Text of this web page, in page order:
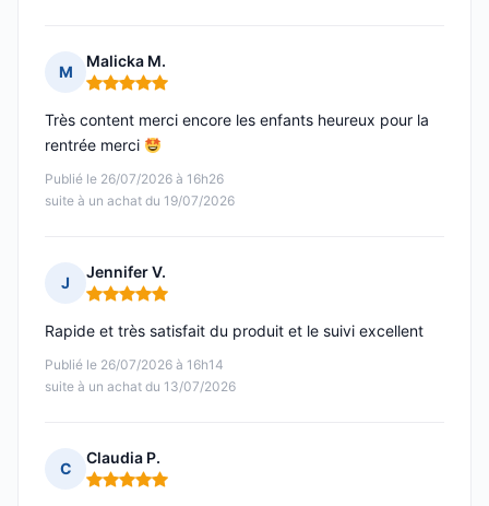
M
Malicka M.
Note : 5 sur 5
Publié le 26/07/2026 à 16h26
suite à un achat du 19/07/2026
Très content merci encore les enfants heureux pour la
rentrée merci
J
Jennifer V.
Note : 5 sur 5
Publié le 26/07/2026 à 16h14
suite à un achat du 13/07/2026
Rapide et très satisfait du produit et le suivi excellent
C
Claudia P.
Note : 5 sur 5